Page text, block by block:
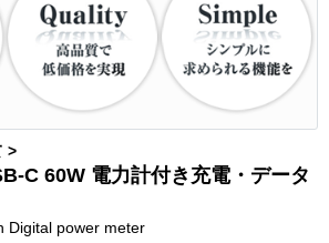
>
C 60W 電力計付き充電・データ
Digital power meter